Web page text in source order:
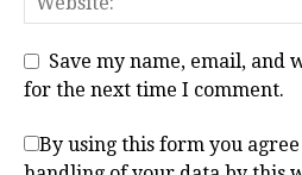
Save my name, email, and
for the next time I comment.
By using this form you